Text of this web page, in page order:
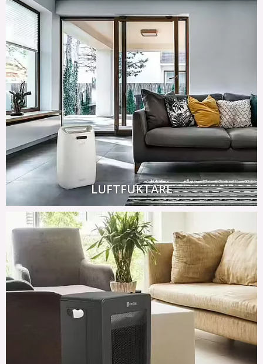
LUFTFUKTARE